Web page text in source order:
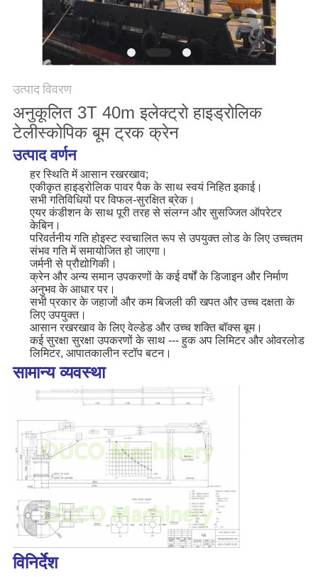
साइटमैप
गोपनीयता
नीति
उत्पाद विवरण
अनुकूलित 3T 40m इलेक्ट्रो हाइड्रोलिक
टेलीस्कोपिक बूम ट्रक क्रेन
उत्पाद वर्णन
हर स्थिति में आसान रखरखाव;
एकीकृत हाइड्रोलिक पावर पैक के साथ स्वयं निहित इकाई।
सभी गतिविधियों पर विफल-सुरक्षित ब्रेक।
एयर कंडीशन के साथ पूरी तरह से संलग्न और सुसज्जित ऑपरेटर
केबिन।
परिवर्तनीय गति होइस्ट स्वचालित रूप से उपयुक्त लोड के लिए उच्चतम
संभव गति में समायोजित हो जाएगा।
जर्मनी से प्रौद्योगिकी।
क्रेन और अन्य समान उपकरणों के कई वर्षों के डिजाइन और निर्माण
अनुभव के आधार पर।
सभी प्रकार के जहाजों और कम बिजली की खपत और उच्च दक्षता के
लिए उपयुक्त।
आसान रखरखाव के लिए वेल्डेड और उच्च शक्ति बॉक्स बूम।
कई सुरक्षा सुरक्षा उपकरणों के साथ --- हुक अप लिमिटर और ओवरलोड
लिमिटर, आपातकालीन स्टॉप बटन।
सामान्य व्यवस्था
विनिर्देश